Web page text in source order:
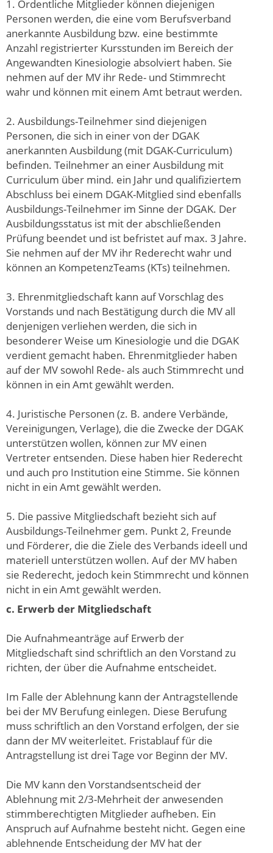
1. Ordentliche Mitglieder können diejenigen
Personen werden, die eine vom Berufsverband
anerkannte Ausbildung bzw. eine bestimmte
Anzahl registrierter Kursstunden im Bereich der
Angewandten Kinesiologie absolviert haben. Sie
nehmen auf der MV ihr Rede- und Stimmrecht
wahr und können mit einem Amt betraut werden.
2. Ausbildungs-Teilnehmer sind diejenigen
Personen, die sich in einer von der DGAK
anerkannten Ausbildung (mit DGAK-Curriculum)
befinden. Teilnehmer an einer Ausbildung mit
Curriculum über mind. ein Jahr und qualifiziertem
Abschluss bei einem DGAK-Mitglied sind ebenfalls
Ausbildungs-Teilnehmer im Sinne der DGAK. Der
Ausbildungsstatus ist mit der abschließenden
Prüfung beendet und ist befristet auf max. 3 Jahre.
Sie nehmen auf der MV ihr Rederecht wahr und
können an KompetenzTeams (KTs) teilnehmen.
3. Ehrenmitgliedschaft kann auf Vorschlag des
Vorstands und nach Bestätigung durch die MV all
denjenigen verliehen werden, die sich in
besonderer Weise um Kinesiologie und die DGAK
verdient gemacht haben. Ehrenmitglieder haben
auf der MV sowohl Rede- als auch Stimmrecht und
können in ein Amt gewählt werden.
4. Juristische Personen (z. B. andere Verbände,
Vereinigungen, Verlage), die die Zwecke der DGAK
unterstützen wollen, können zur MV einen
Vertreter entsenden. Diese haben hier Rederecht
und auch pro Institution eine Stimme. Sie können
nicht in ein Amt gewählt werden.
5. Die passive Mitgliedschaft bezieht sich auf
Ausbildungs-Teilnehmer gem. Punkt 2, Freunde
und Förderer, die die Ziele des Verbands ideell und
materiell unterstützen wollen. Auf der MV haben
sie Rederecht, jedoch kein Stimmrecht und können
nicht in ein Amt gewählt werden.
c. Erwerb der Mitgliedschaft
Die Aufnahmeanträge auf Erwerb der
Mitgliedschaft sind schriftlich an den Vorstand zu
richten, der über die Aufnahme entscheidet.
Im Falle der Ablehnung kann der Antragstellende
bei der MV Berufung einlegen. Diese Berufung
muss schriftlich an den Vorstand erfolgen, der sie
dann der MV weiterleitet. Fristablauf für die
Antragstellung ist drei Tage vor Beginn der MV.
Die MV kann den Vorstandsentscheid der
Ablehnung mit 2/3-Mehrheit der anwesenden
stimmberechtigten Mitglieder aufheben. Ein
Anspruch auf Aufnahme besteht nicht. Gegen eine
ablehnende Entscheidung der MV hat der